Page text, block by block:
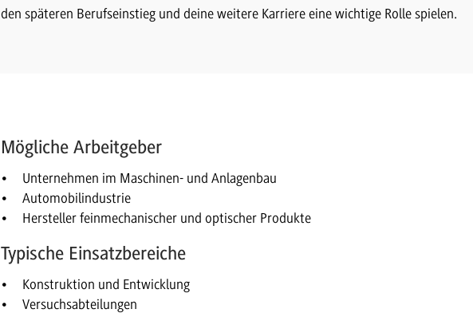
den späteren Berufseinstieg und deine weitere Karriere eine wichtige Rolle spielen.
Mögliche Arbeitgeber
Unternehmen im Maschinen- und Anlagenbau
Automobilindustrie
Hersteller feinmechanischer und optischer Produkte
Typische Einsatzbereiche
Konstruktion und Entwicklung
Versuchsabteilungen